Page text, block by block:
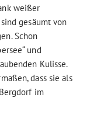
weißer
gesäumt von
Schon
und
Kulisse.
dass sie als
im